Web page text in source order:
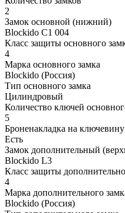
2
Замок основной (нижний)
Blockido C1 004
Класс защиты основного
4
Марка основного замка
Blockido (Россия)
Тип основного замка
Цилиндровый
Количество ключей
5
Броненакладка на
Есть
Замок дополнительный
Blockido L3
Класс защиты
4
Марка дополнительного
Blockido (Россия)